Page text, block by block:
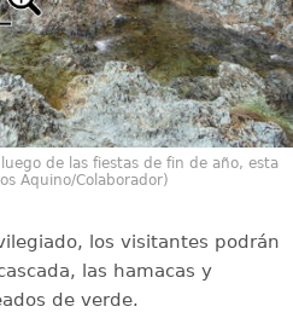
de las fiestas de fin de año, esta
Aquino/Colaborador)
los visitantes podrán
las hamacas y
de verde.